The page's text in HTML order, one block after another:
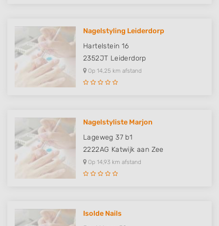
Nagelstyling Leiderdorp
Hartelstein 16
2352JT Leiderdorp
Op 14,25 km afstand
Nagelstyliste Marjon
Lageweg 37 b1
2222AG Katwijk aan Zee
Op 14,93 km afstand
Isolde Nails